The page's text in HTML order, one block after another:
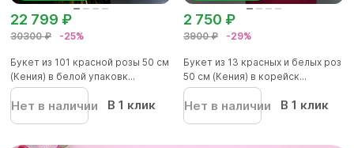
30300 ₽ -25%
22 799 ₽
Букет из 101 красной розы 50 см
(Кения) в белой упаковк...
Нет в наличии В 1 клик
3900 ₽ -29%
2 750 ₽
Букет из 13 красных и белых роз
50 см (Кения) в корейск...
Нет в наличии В 1 клик